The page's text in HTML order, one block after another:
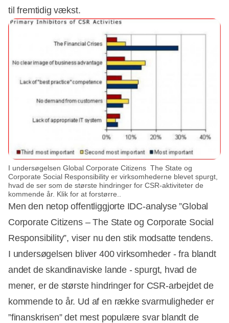
til fremtidig vækst.
I undersøgelsen Global Corporate Citizens  The State og
Corporate Social Responsibility er virksomhederne blevet spurgt,
hvad de ser som de største hindringer for CSR-aktiviteter de
kommende år. Klik for at forstørre..
Men den netop offentliggjorte IDC-analyse ”Global
Corporate Citizens – The State og Corporate Social
Responsibility”, viser nu den stik modsatte tendens.
I undersøgelsen bliver 400 virksomheder - fra blandt
andet de skandinaviske lande - spurgt, hvad de
mener, er de største hindringer for CSR-arbejdet de
kommende to år. Ud af en række svarmuligheder er
”finanskrisen” det mest populære svar blandt de